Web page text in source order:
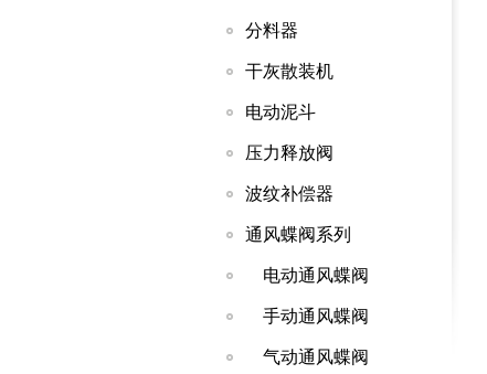
分料器
干灰散装机
电动泥斗
压力释放阀
波纹补偿器
通风蝶阀系列
电动通风蝶阀
手动通风蝶阀
气动通风蝶阀